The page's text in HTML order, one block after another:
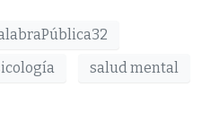
salud mental